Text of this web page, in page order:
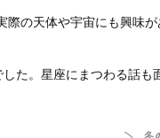
の天体や宇宙にも興味が
。星座にまつわる話も